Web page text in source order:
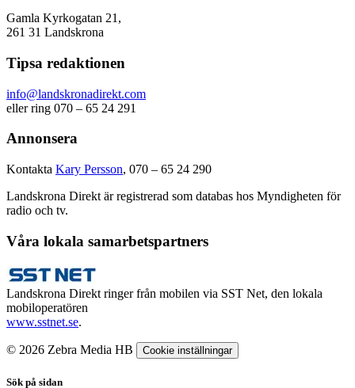
Gamla Kyrkogatan 21,
261 31 Landskrona
Tipsa redaktionen
info@landskronadirekt.com
eller ring 070 – 65 24 291
Annonsera
Kontakta Kary Persson, 070 – 65 24 290
Landskrona Direkt är registrerad som databas hos Myndigheten för
radio och tv.
Våra lokala samarbetspartners
Landskrona Direkt ringer från mobilen via SST Net, den lokala
mobiloperatören
www.sstnet.se.
© 2026 Zebra Media HB Cookie inställningar
Sök på sidan